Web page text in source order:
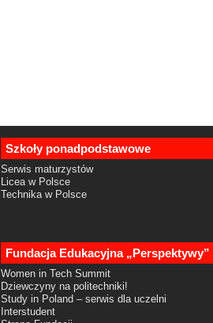
Szkoły ponadpodstawowe
Serwis maturzystów
Licea w Polsce
Technika w Polsce
Fundacja Edukacyjna „Perspektywy”
Women in Tech Summit
Dziewczyny na politechniki!
Study in Poland – serwis dla uczelni
Interstudent